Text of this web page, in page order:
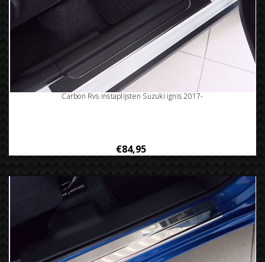
Carbon Rvs instaplijsten Suzuki ignis 2017-
€84,95